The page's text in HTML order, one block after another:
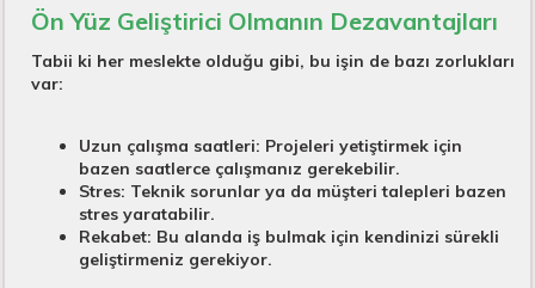
Ön Yüz Geliştirici Olmanın Dezavantajları
Tabii ki her meslekte olduğu gibi, bu işin de bazı zorlukları
var:
Uzun çalışma saatleri: Projeleri yetiştirmek için
bazen saatlerce çalışmanız gerekebilir.
Stres: Teknik sorunlar ya da müşteri talepleri bazen
stres yaratabilir.
Rekabet: Bu alanda iş bulmak için kendinizi sürekli
geliştirmeniz gerekiyor.